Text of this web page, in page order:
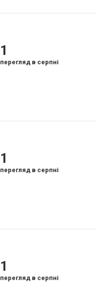
1
перегляд в серпні
1
перегляд в серпні
1
перегляд в серпні